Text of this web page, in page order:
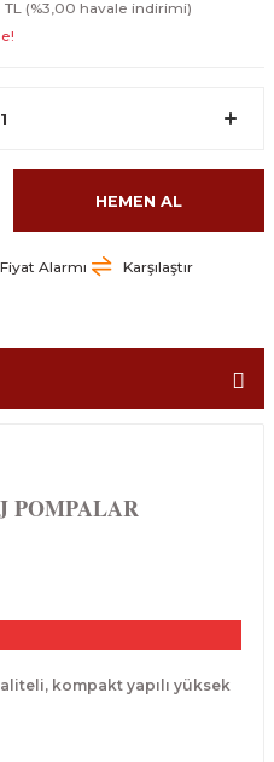
TL (%3,00 havale indirimi)
HEMEN AL
Fiyat Alarmı Karşılaştır
POMPALAR
kompakt yapılı yüksek